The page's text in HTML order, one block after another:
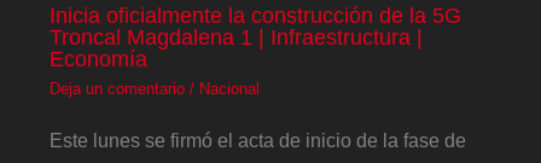
Inicia oficialmente la construcción de la 5G
Troncal Magdalena 1 | Infraestructura |
Economía
Deja un comentario / Nacional
Este lunes se firmó el acta de inicio de la fase de